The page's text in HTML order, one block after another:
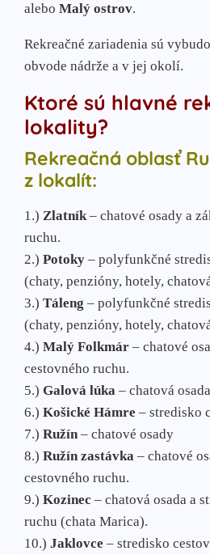
alebo Malý ostrov.
Rekreačné zariadenia sú
obvode nádrže a v jej okolí.
Ktoré sú hlavné
lokality?
Rekreačná oblasť
z lokalít:
1.) Zlatník– chatové osady a
ruchu.
2.) Potoky – polyfunkčné
(chaty, penzióny, hotely,
3.) Táleng – polyfunkčné
(chaty, penzióny, hotely,
4.) Malý Folkmár – chatové
cestovného ruchu.
5.) Galová lúka – chatová
6.) Košické Hámre – stredisko
7.) Ružín– chatové osady
8.) Ružín zastávka – chatové
cestovného ruchu.
9.) Kozinec – chatová osada a
ruchu (chata Marica).
10.) Jaklovce – stredisko